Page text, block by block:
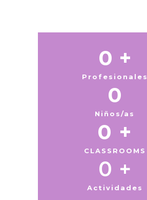
Profesionales
0 +
Niños/as
0
CLASSROOMS
0 +
Actividades
0 +